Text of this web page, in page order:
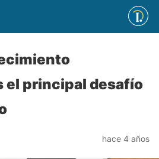
el principal desafío
hace 4 años